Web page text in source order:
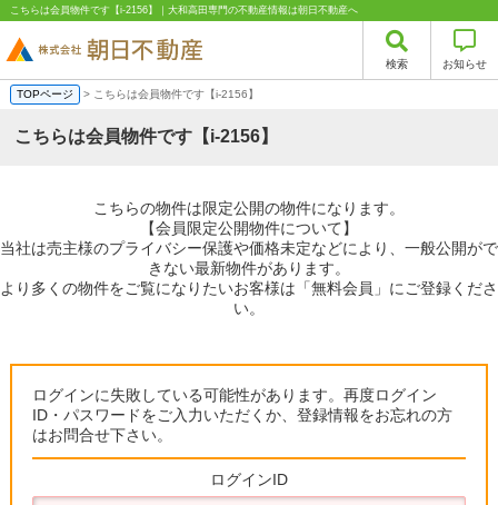
こちらは会員物件です【i-2156】｜大和高田専門の不動産情報は朝日不動産へ
検索 お知らせ
TOPページ > こちらは会員物件です【i-2156】
こちらは会員物件です【i-2156】
こちらの物件は限定公開の物件になります。
【会員限定公開物件について】
当社は売主様のプライバシー保護や価格未定などにより、一般公開がで
きない最新物件があります。
より多くの物件をご覧になりたいお客様は「無料会員」にご登録くださ
い。
ログインに失敗している可能性があります。再度ログイン
ID・パスワードをご入力いただくか、登録情報をお忘れの方
はお問合せ下さい。
ログインID